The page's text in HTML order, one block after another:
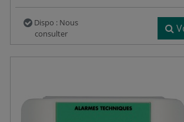
Dispo : Nous
consulter